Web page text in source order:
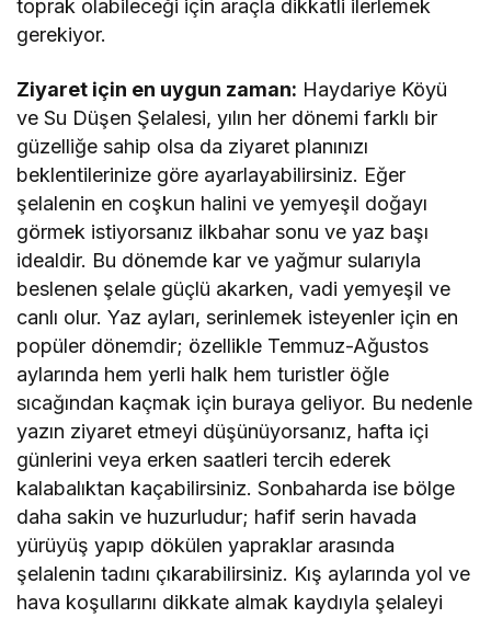
toprak olabileceği için araçla dikkatli ilerlemek
gerekiyor.
Ziyaret için en uygun zaman: Haydariye Köyü
ve Su Düşen Şelalesi, yılın her dönemi farklı bir
güzelliğe sahip olsa da ziyaret planınızı
beklentilerinize göre ayarlayabilirsiniz. Eğer
şelalenin en coşkun halini ve yemyeşil doğayı
görmek istiyorsanız ilkbahar sonu ve yaz başı
idealdir. Bu dönemde kar ve yağmur sularıyla
beslenen şelale güçlü akarken, vadi yemyeşil ve
canlı olur. Yaz ayları, serinlemek isteyenler için en
popüler dönemdir; özellikle Temmuz-Ağustos
aylarında hem yerli halk hem turistler öğle
sıcağından kaçmak için buraya geliyor. Bu nedenle
yazın ziyaret etmeyi düşünüyorsanız, hafta içi
günlerini veya erken saatleri tercih ederek
kalabalıktan kaçabilirsiniz. Sonbaharda ise bölge
daha sakin ve huzurludur; hafif serin havada
yürüyüş yapıp dökülen yapraklar arasında
şelalenin tadını çıkarabilirsiniz. Kış aylarında yol ve
hava koşullarını dikkate almak kaydıyla şelaleyi